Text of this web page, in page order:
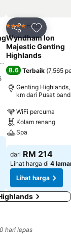
favorit
Kongsi Tambah
4 BintangHotel
Wyndham Ion
Majestic Genting
Highlands
8.6 Terbaik (7,565
Genting Highlands,
km dari Pusat
WiFi percuma
Kolam renang
Spa
dari RM 214
Lihat harga di 4
Lihat harga
hari lepas